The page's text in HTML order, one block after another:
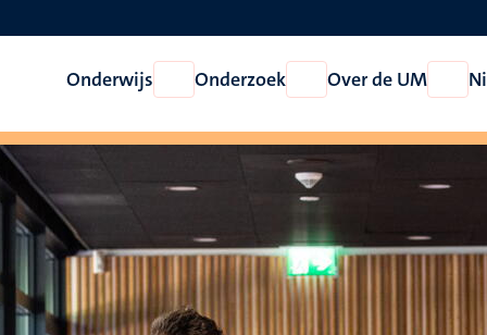
Onderwijs
Open
Onderwijs
Onderzoek
Open
Onderzoek
Over de UM
Open
Over
UM